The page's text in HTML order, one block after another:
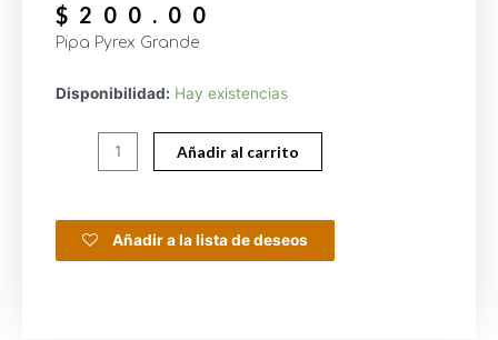
$ 200.00
Pipa Pyrex Grande
Disponibilidad: Hay existencias
Añadir al carrito
Añadir a la lista de deseos